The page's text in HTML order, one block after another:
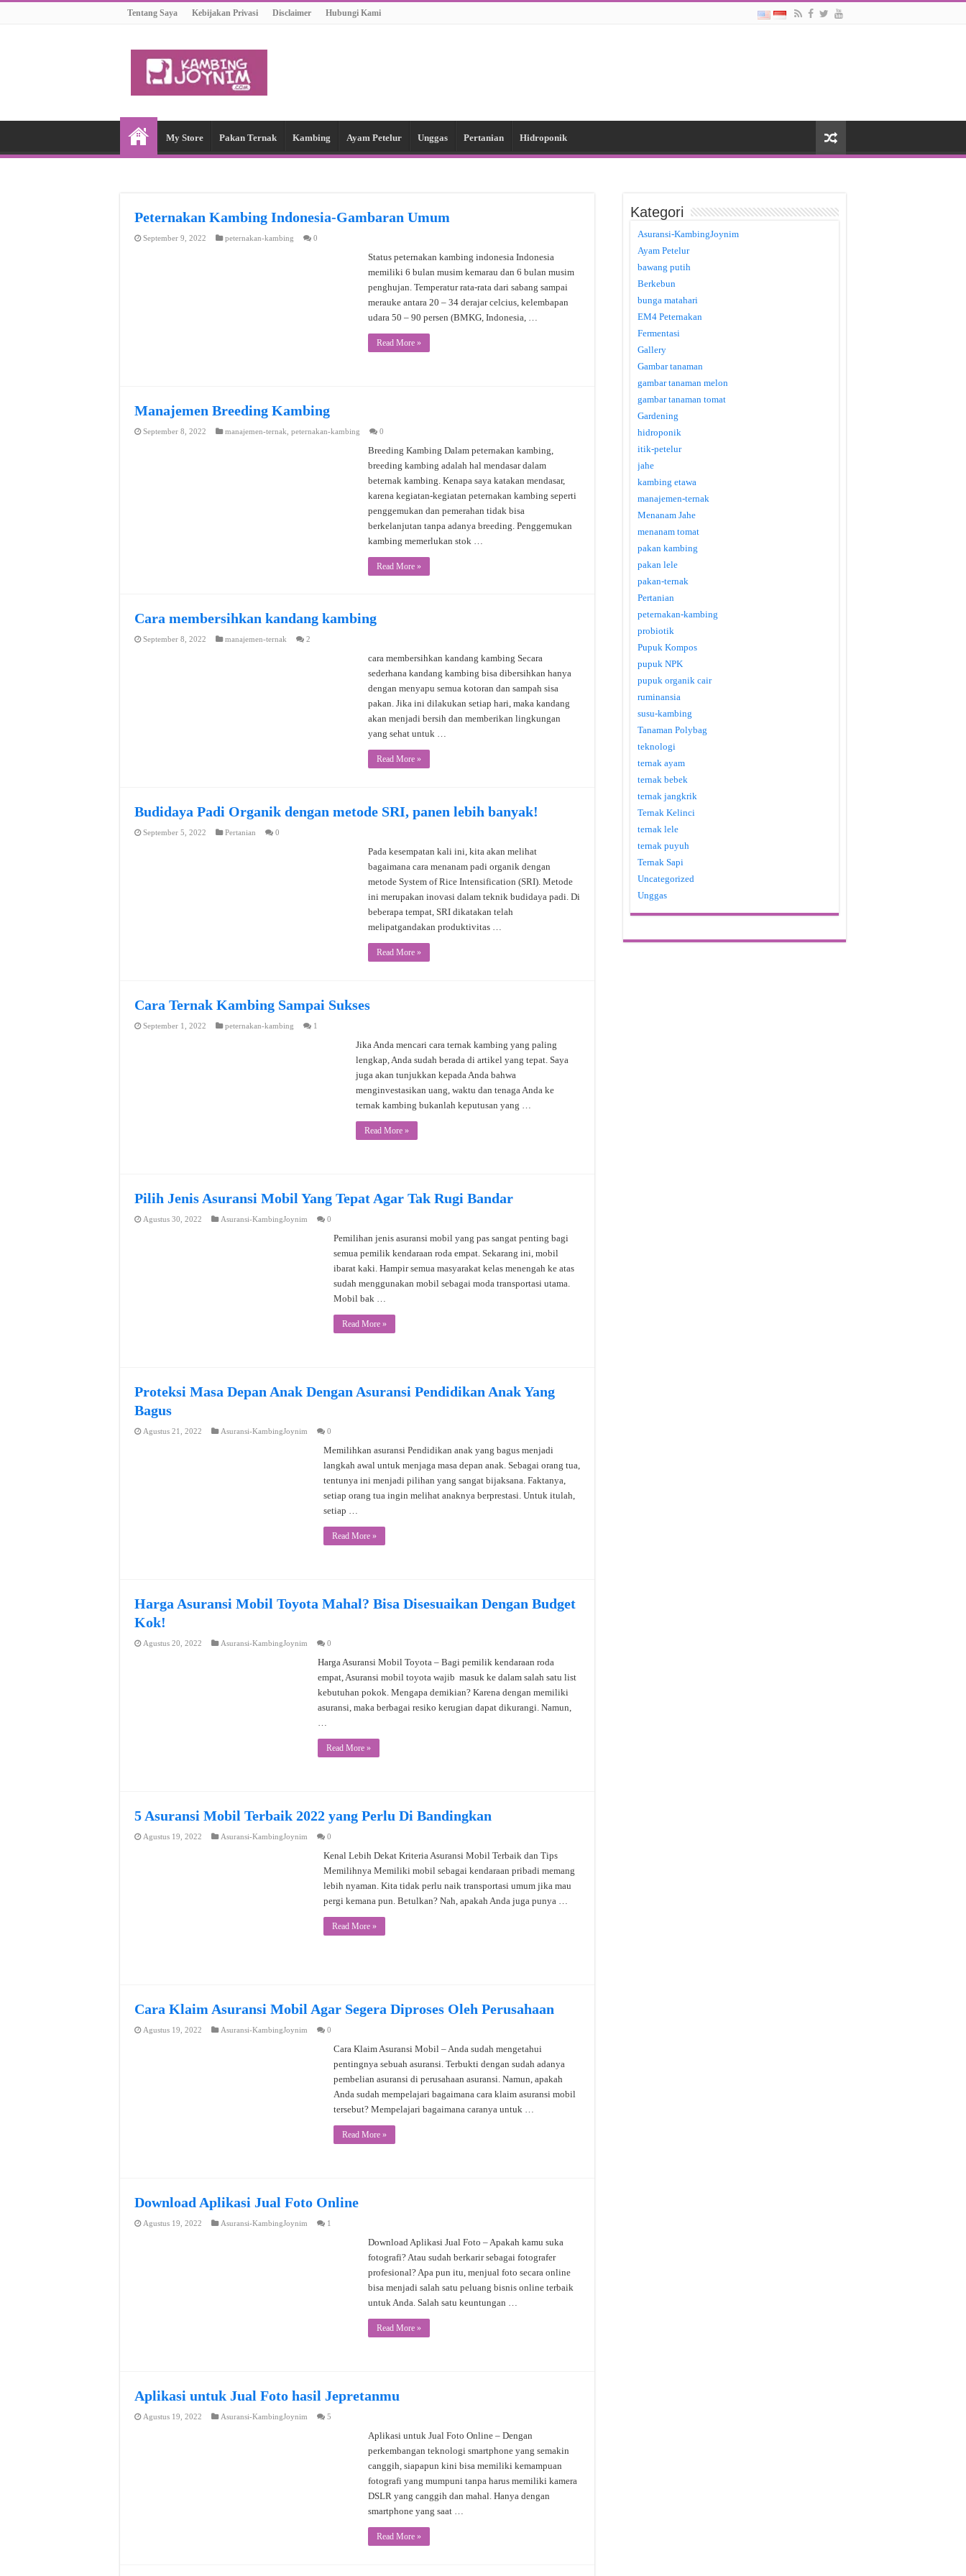
Tentang Saya Kebijakan Privasi Disclaimer Hubungi Kami
My Store Pakan Ternak Kambing Ayam Petelur Unggas Pertanian Hidroponik
Peternakan Kambing Indonesia-Gambaran Umum
September 9, 2022 peternakan-kambing 0
Status peternakan kambing indonesia Indonesia
memiliki 6 bulan musim kemarau dan 6 bulan musim
penghujan. Temperatur rata-rata dari sabang sampai
merauke antara 20 – 34 derajar celcius, kelembapan
udara 50 – 90 persen (BMKG, Indonesia, …
Read More »
Manajemen Breeding Kambing
September 8, 2022 manajemen-ternak peternakan-kambing 0
Breeding Kambing Dalam peternakan kambing,
breeding kambing adalah hal mendasar dalam
beternak kambing. Kenapa saya katakan mendasar,
karena kegiatan-kegiatan peternakan kambing seperti
penggemukan dan pemerahan tidak bisa
berkelanjutan tanpa adanya breeding. Penggemukan
kambing memerlukan stok …
Read More »
Cara membersihkan kandang kambing
September 8, 2022 manajemen-ternak 2
cara membersihkan kandang kambing Secara
sederhana kandang kambing bisa dibersihkan hanya
dengan menyapu semua kotoran dan sampah sisa
pakan. Jika ini dilakukan setiap hari, maka kandang
akan menjadi bersih dan memberikan lingkungan
yang sehat untuk …
Read More »
Budidaya Padi Organik dengan metode SRI, panen lebih banyak!
September 5, 2022 Pertanian 0
Pada kesempatan kali ini, kita akan melihat
bagaimana cara menanam padi organik dengan
metode System of Rice Intensification (SRI). Metode
ini merupakan inovasi dalam teknik budidaya padi. Di
beberapa tempat, SRI dikatakan telah
melipatgandakan produktivitas …
Read More »
Cara Ternak Kambing Sampai Sukses
September 1, 2022 peternakan-kambing 1
Jika Anda mencari cara ternak kambing yang paling
lengkap, Anda sudah berada di artikel yang tepat. Saya
juga akan tunjukkan kepada Anda bahwa
menginvestasikan uang, waktu dan tenaga Anda ke
ternak kambing bukanlah keputusan yang …
Read More »
Pilih Jenis Asuransi Mobil Yang Tepat Agar Tak Rugi Bandar
Agustus 30, 2022 Asuransi-KambingJoynim 0
Pemilihan jenis asuransi mobil yang pas sangat penting bagi
semua pemilik kendaraan roda empat. Sekarang ini, mobil
ibarat kaki. Hampir semua masyarakat kelas menengah ke atas
sudah menggunakan mobil sebagai moda transportasi utama.
Mobil bak …
Read More »
Proteksi Masa Depan Anak Dengan Asuransi Pendidikan Anak Yang
Bagus
Agustus 21, 2022 Asuransi-KambingJoynim 0
Memilihkan asuransi Pendidikan anak yang bagus menjadi
langkah awal untuk menjaga masa depan anak. Sebagai orang tua,
tentunya ini menjadi pilihan yang sangat bijaksana. Faktanya,
setiap orang tua ingin melihat anaknya berprestasi. Untuk itulah,
setiap …
Read More »
Harga Asuransi Mobil Toyota Mahal? Bisa Disesuaikan Dengan Budget
Kok!
Agustus 20, 2022 Asuransi-KambingJoynim 0
Harga Asuransi Mobil Toyota – Bagi pemilik kendaraan roda
empat, Asuransi mobil toyota wajib masuk ke dalam salah satu list
kebutuhan pokok. Mengapa demikian? Karena dengan memiliki
asuransi, maka berbagai resiko kerugian dapat dikurangi. Namun,
…
Read More »
5 Asuransi Mobil Terbaik 2022 yang Perlu Di Bandingkan
Agustus 19, 2022 Asuransi-KambingJoynim 0
Kenal Lebih Dekat Kriteria Asuransi Mobil Terbaik dan Tips
Memilihnya Memiliki mobil sebagai kendaraan pribadi memang
lebih nyaman. Kita tidak perlu naik transportasi umum jika mau
pergi kemana pun. Betulkan? Nah, apakah Anda juga punya …
Read More »
Cara Klaim Asuransi Mobil Agar Segera Diproses Oleh Perusahaan
Agustus 19, 2022 Asuransi-KambingJoynim 0
Cara Klaim Asuransi Mobil – Anda sudah mengetahui
pentingnya sebuah asuransi. Terbukti dengan sudah adanya
pembelian asuransi di perusahaan asuransi. Namun, apakah
Anda sudah mempelajari bagaimana cara klaim asuransi mobil
tersebut? Mempelajari bagaimana caranya untuk …
Read More »
Download Aplikasi Jual Foto Online
Agustus 19, 2022 Asuransi-KambingJoynim 1
Download Aplikasi Jual Foto – Apakah kamu suka
fotografi? Atau sudah berkarir sebagai fotografer
profesional? Apa pun itu, menjual foto secara online
bisa menjadi salah satu peluang bisnis online terbaik
untuk Anda. Salah satu keuntungan …
Read More »
Aplikasi untuk Jual Foto hasil Jepretanmu
Agustus 19, 2022 Asuransi-KambingJoynim 5
Aplikasi untuk Jual Foto Online – Dengan
perkembangan teknologi smartphone yang semakin
canggih, siapapun kini bisa memiliki kemampuan
fotografi yang mumpuni tanpa harus memiliki kamera
DSLR yang canggih dan mahal. Hanya dengan
smartphone yang saat …
Read More »
Kategori
Asuransi-KambingJoynim
Ayam Petelur
bawang putih
Berkebun
bunga matahari
EM4 Peternakan
Fermentasi
Gallery
Gambar tanaman
gambar tanaman melon
gambar tanaman tomat
Gardening
hidroponik
itik-petelur
jahe
kambing etawa
manajemen-ternak
Menanam Jahe
menanam tomat
pakan kambing
pakan lele
pakan-ternak
Pertanian
peternakan-kambing
probiotik
Pupuk Kompos
pupuk NPK
pupuk organik cair
ruminansia
susu-kambing
Tanaman Polybag
teknologi
ternak ayam
ternak bebek
ternak jangkrik
Ternak Kelinci
ternak lele
ternak puyuh
Ternak Sapi
Uncategorized
Unggas